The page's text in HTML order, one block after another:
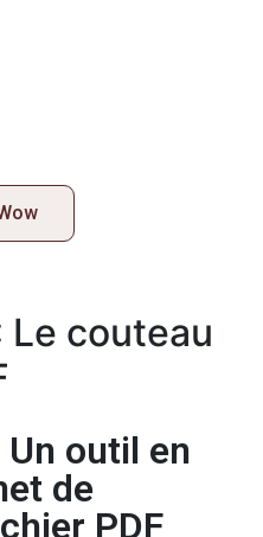
Le couteau
Un outil en
de
PDF